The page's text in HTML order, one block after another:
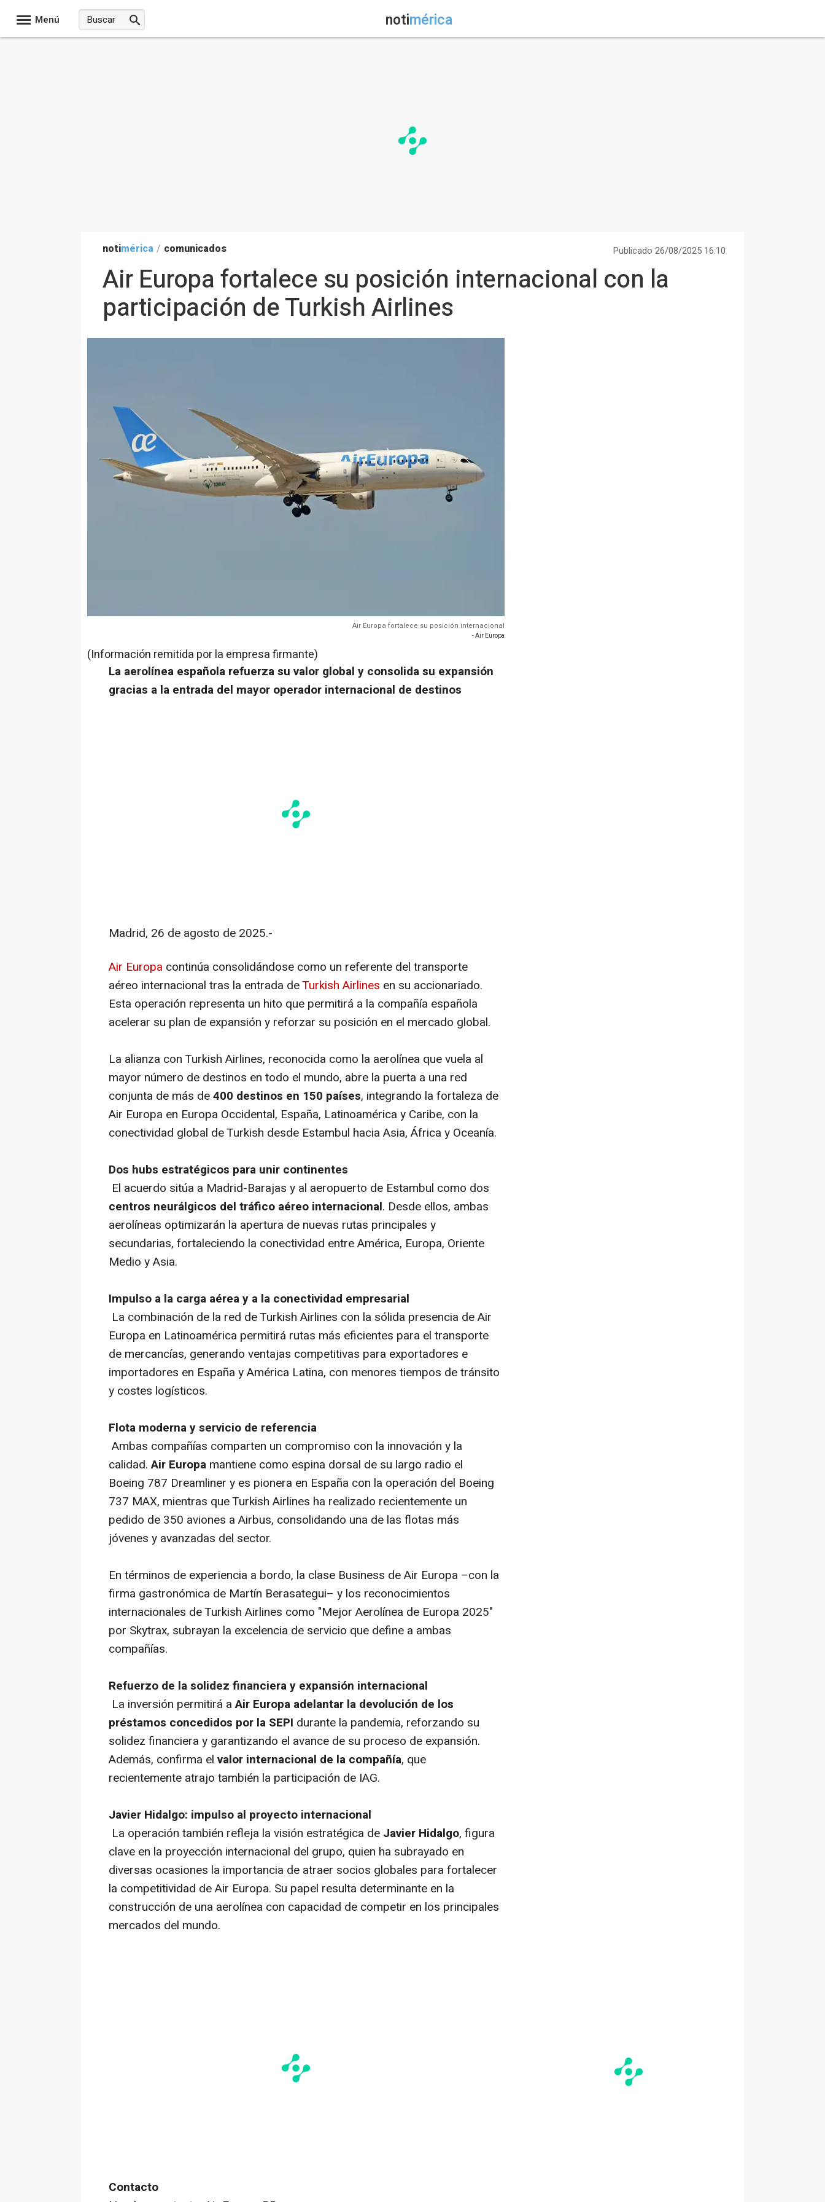
Menú notimérica
notimérica / comunicados Publicado 26/08/2025 16:10
Air Europa fortalece su posición internacional con la
participación de Turkish Airlines
Air Europa fortalece su posición internacional
- Air Europa
(Información remitida por la empresa firmante)
La aerolínea española refuerza su valor global y consolida su expansión
gracias a la entrada del mayor operador internacional de destinos
Madrid, 26 de agosto de 2025.-
Air Europa continúa consolidándose como un referente del transporte
aéreo internacional tras la entrada deTurkish Airlines en su accionariado.
Esta operación representa un hito que permitirá a la compañía española
acelerar su plan de expansión y reforzar su posición en el mercado global.
La alianza con Turkish Airlines, reconocida como la aerolínea que vuela al
mayor número de destinos en todo el mundo, abre la puerta a una red
conjunta de más de400 destinos en 150 países, integrando la fortaleza de
Air Europa en Europa Occidental, España, Latinoamérica y Caribe, con la
conectividad global de Turkish desde Estambul hacia Asia, África y Oceanía.
Dos hubs estratégicos para unir continentes
El acuerdo sitúa a Madrid-Barajas y al aeropuerto de Estambul como dos
centros neurálgicos del tráfico aéreo internacional. Desde ellos, ambas
aerolíneas optimizarán la apertura de nuevas rutas principales y
secundarias, fortaleciendo la conectividad entre América, Europa, Oriente
Medio y Asia.
Impulso a la carga aérea y a la conectividad empresarial
La combinación de la red de Turkish Airlines con la sólida presencia de Air
Europa en Latinoamérica permitirá rutas más eficientes para el transporte
de mercancías, generando ventajas competitivas para exportadores e
importadores en España y América Latina, con menores tiempos de tránsito
y costes logísticos.
Flota moderna y servicio de referencia
Ambas compañías comparten un compromiso con la innovación y la
calidad.Air Europa mantiene como espina dorsal de su largo radio el
Boeing 787 Dreamliner y es pionera en España con la operación del Boeing
737 MAX, mientras que Turkish Airlines ha realizado recientemente un
pedido de 350 aviones a Airbus, consolidando una de las flotas más
jóvenes y avanzadas del sector.
En términos de experiencia a bordo, la clase Business de Air Europa –con la
firma gastronómica de Martín Berasategui– y los reconocimientos
internacionales de Turkish Airlines como "Mejor Aerolínea de Europa 2025"
por Skytrax, subrayan la excelencia de servicio que define a ambas
compañías.
Refuerzo de la solidez financiera y expansión internacional
La inversión permitirá aAir Europa adelantar la devolución de los
préstamos concedidos por la SEPI durante la pandemia, reforzando su
solidez financiera y garantizando el avance de su proceso de expansión.
Además, confirma el valor internacional de la compañía, que
recientemente atrajo también la participación de IAG.
Javier Hidalgo: impulso al proyecto internacional
La operación también refleja la visión estratégica de Javier Hidalgo, figura
clave en la proyección internacional del grupo, quien ha subrayado en
diversas ocasiones la importancia de atraer socios globales para fortalecer
la competitividad de Air Europa. Su papel resulta determinante en la
construcción de una aerolínea con capacidad de competir en los principales
mercados del mundo.
Contacto